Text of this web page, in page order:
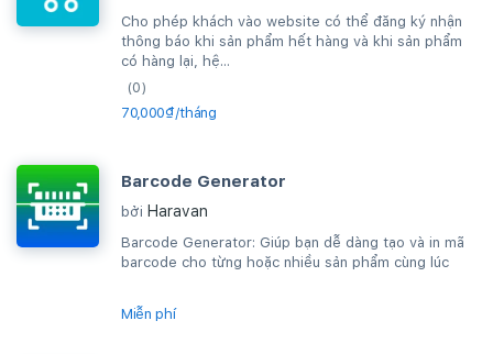
Cho phép khách vào website có thể đăng ký nhận
thông báo khi sản phẩm hết hàng và khi sản phẩm
có hàng lại, hệ...
(0)
70,000₫/tháng
Barcode Generator
bởi Haravan
Barcode Generator: Giúp bạn dễ dàng tạo và in mã
barcode cho từng hoặc nhiều sản phẩm cùng lúc
Miễn phí